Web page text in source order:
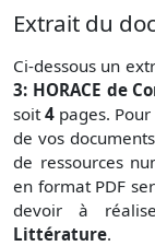
Extrait du
Ci-dessous un
3: HORACE de
soit4 pages.
de vos
de ressources
en format PDF
devoir à
Littérature.